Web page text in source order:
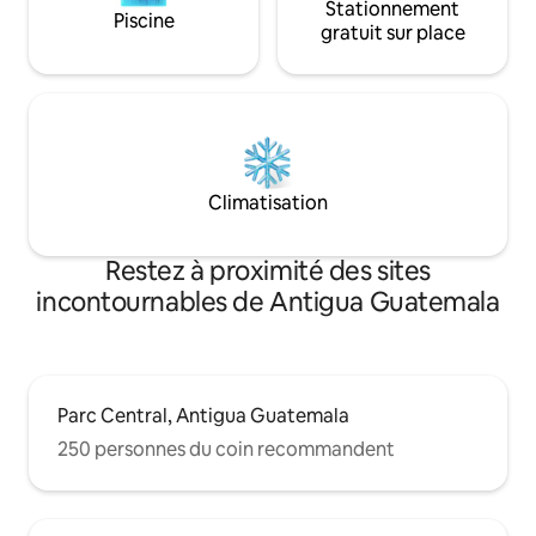
Piscine
Stationnement
gratuit sur place
Climatisation
Restez à proximité des sites
incontournables de Antigua Guatemala
Parc Central, Antigua Guatemala
250 personnes du coin recommandent